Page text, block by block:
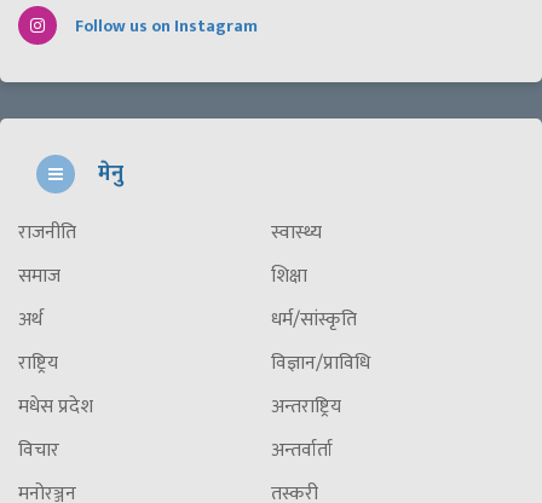
Follow us on Instagram
मेनु
राजनीति
समाज
अर्थ
राष्ट्रिय
मधेस प्रदेश
विचार
मनोरञ्जन
स्वास्थ्य
शिक्षा
धर्म/सांस्कृति
विज्ञान/प्राविधि
अन्तराष्ट्रिय
अन्तर्वार्ता
तस्करी